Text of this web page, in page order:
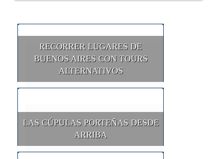
RECORRER LUGARES DE
BUENOS AIRES CON TOURS
ALTERNATIVOS
LAS CÚPULAS PORTEÑAS DESDE
ARRIBA